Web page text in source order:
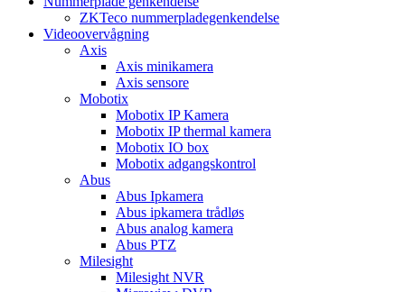
ZKTeco nummerpladegenkendelse
Videoovervågning
Axis
Axis minikamera
Axis sensore
Mobotix
Mobotix IP Kamera
Mobotix IP thermal kamera
Mobotix IO box
Mobotix adgangskontrol
Abus
Abus Ipkamera
Abus ipkamera trådløs
Abus analog kamera
Abus PTZ
Milesight
Milesight NVR